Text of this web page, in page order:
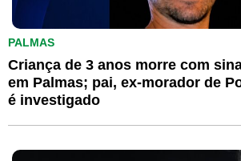
PALMAS
Criança de 3 anos morre com
em Palmas; pai, ex-morador de
é investigado